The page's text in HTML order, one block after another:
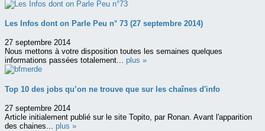
Les Infos dont on Parle Peu n° 73 (27 septembre 2014)
27 septembre 2014
Nous mettons à votre disposition toutes les semaines quelques
informations passées totalement... plus »
Top 10 des jobs qu’on ne trouve que sur les chaînes d'info
27 septembre 2014
Article initialement publié sur le site Topito, par Ronan. Avant l'apparition
des chaines... plus »